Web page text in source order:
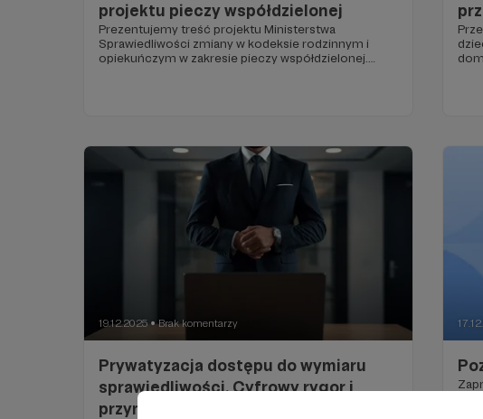
projektu pieczy współdzielonej
Prezentujemy treść projektu Ministerstwa
Sprawiedliwości zmiany w kodeksie rodzinnym i
opiekuńczym w zakresie pieczy współdzielonej.
19.12.2025 ● Brak komentarzy
Prywatyzacja dostępu do wymiaru
sprawiedliwości. Cyfrowy rygor i
przymus ugody. Co naprawdę planuje